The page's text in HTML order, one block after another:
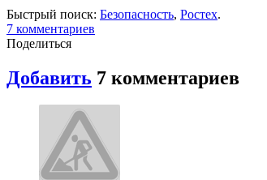
Быстрый поиск: Безопасность, Ростех.
7 комментариев
Поделиться
Добавить 7 комментариев